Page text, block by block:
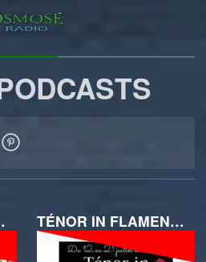
DEMI TÉNOR IN FLAMENCO